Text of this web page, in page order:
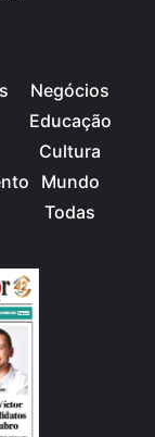
Negócios
Educação
Cultura
Mundo
Todas